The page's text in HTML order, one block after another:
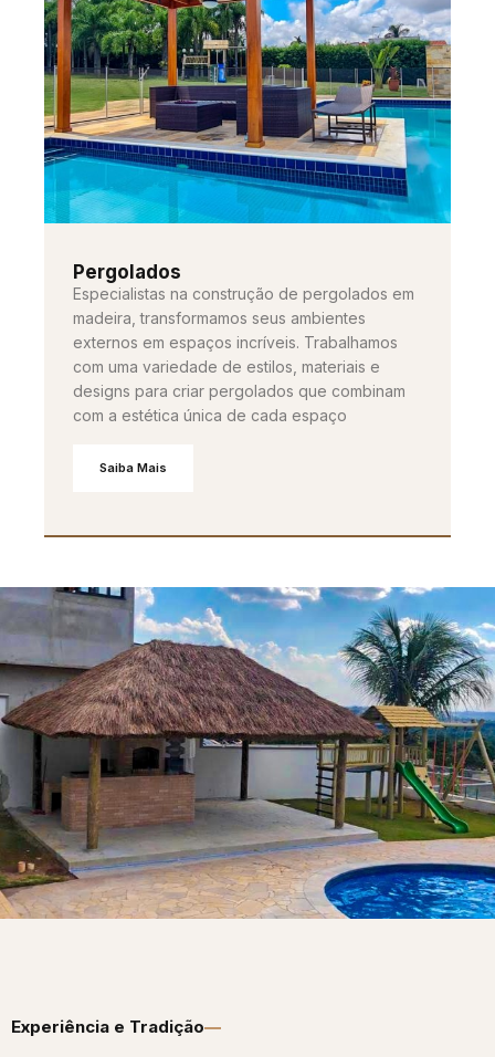
Pergolados
Especialistas na construção de pergolados em
madeira, transformamos seus ambientes
externos em espaços incríveis. Trabalhamos
com uma variedade de estilos, materiais e
designs para criar pergolados que combinam
com a estética única de cada espaço
Saiba Mais
Experiência e Tradição